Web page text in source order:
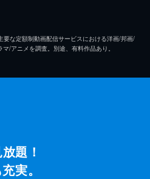
な定額制動画配信サービスにおける洋画/邦画/
/アニメを調査。別途、有料作品あり。
題！
実。